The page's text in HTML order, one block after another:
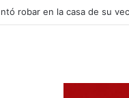
huir durante un